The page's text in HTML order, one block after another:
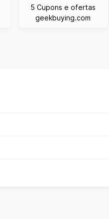
5 Cupons e ofertas
geekbuying.com